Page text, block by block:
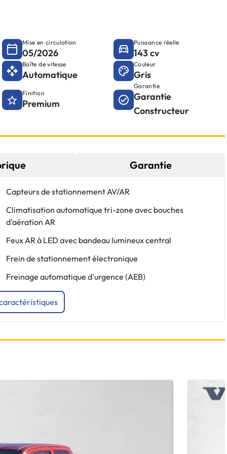
Mise en circulation
05/2026
Puissance réelle
143 cv
Boîte de vitesse
Automatique
Couleur
Gris
Finition
Premium
Garantie
Garantie
Constructeur
Garantie
Capteurs de stationnement AV/AR
Climatisation automatique tri-zone avec bouches
d'aération AR
Feux AR à LED avec bandeau lumineux central
Frein de stationnement électronique
Freinage automatique d'urgence (AEB)